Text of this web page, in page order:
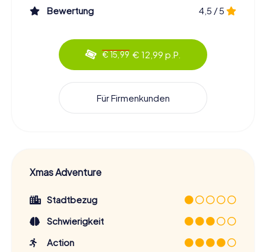
Bewertung 4,5 / 5
€ 15,99 € 12,99 p.P.
Für Firmenkunden
Xmas Adventure
Stadtbezug
Schwierigkeit
Action